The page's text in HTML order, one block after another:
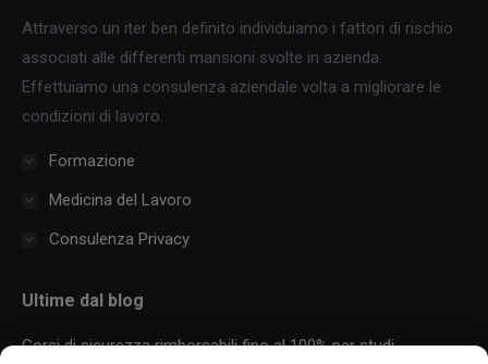
windowwindow
Attraverso un iter ben definito individuiamo i fattori di rischio
associati alle differenti mansioni svolte in azienda.
Effettuiamo una consulenza aziendale volta a migliorare le
condizioni di lavoro.
Formazione
Medicina del Lavoro
Consulenza Privacy
Ultime dal blog
Corsi di sicurezza rimborsabili fino al 100% per studi